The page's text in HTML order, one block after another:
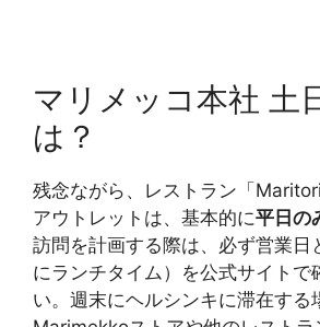
マリメッコ本社 土
は？
残念ながら、レストラン「
アウトレットは、基本的に平日の
訪問を計画する際は、必ず営業日
にランチタイム）を公式サイトで
い。週末にヘルシンキに滞在する